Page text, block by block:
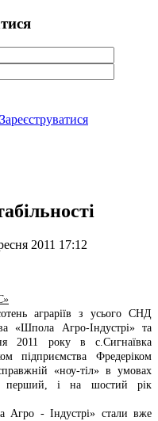
Зареєструватися
2011 17:12
аграріїв з усього СНД
«Шпола Агро-Індустрі» та
2011 року в с.Сигнаївка
підприємства Фредеріком
«ноу-тіл» в умовах
перший, і на шостий рік
Агро - Індустрі» стали вже